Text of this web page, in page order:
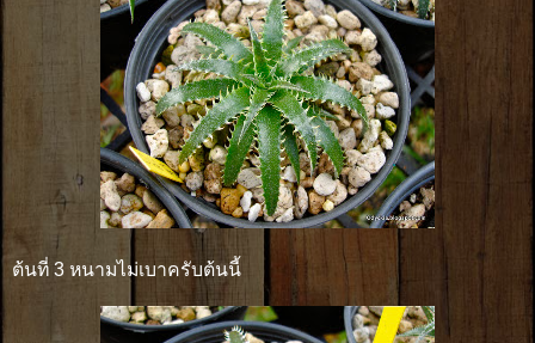
ต้นที่ 3 หนามไม่เบาครับต้นนี้